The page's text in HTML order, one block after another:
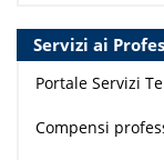
Servizi ai
Portale Servizi
Compensi